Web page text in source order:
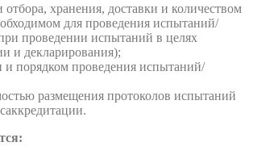
хранения, доставки и количеством
для проведения испытаний/
проведении испытаний в целях
и декларирования);
и порядком проведения испытаний/
размещения протоколов испытаний